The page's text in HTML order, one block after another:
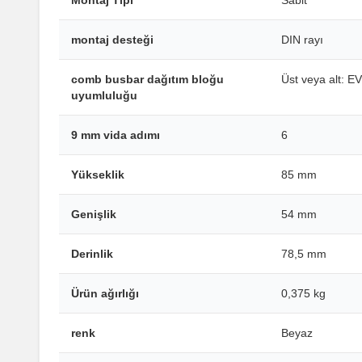
montaj desteği DIN rayı
comb busbar dağıtım bloğu
uyumluluğu
Üst veya alt:
9 mm vida adımı 6
Yükseklik 85 mm
Genişlik 54 mm
Derinlik 78,5 mm
Ürün ağırlığı 0,375 kg
renk Beyaz